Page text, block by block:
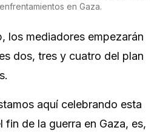
en Gaza.
los mediadores empezarán
dos, tres y cuatro del plan
aquí celebrando esta
fin de la guerra en Gaza, es,